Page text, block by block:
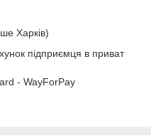
Харків)
підприємця в приват
- WayForPay